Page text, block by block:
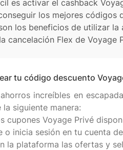
es activar el cashback
los mejores códigos
los beneficios de utilizar
cancelación Flex de Voyage
tu código descuento
increíbles en
la siguiente manera:
cupones Voyage Privé
o inicia sesión en tu cuenta
la plataforma las ofertas y